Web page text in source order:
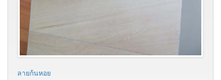
ลายก้นหอย